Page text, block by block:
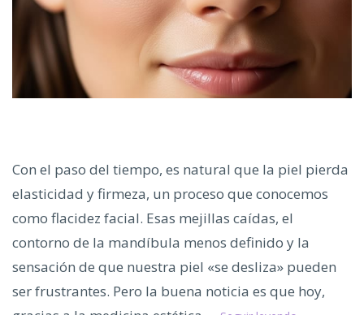
Con el paso del tiempo, es natural que la piel pierda
elasticidad y firmeza, un proceso que conocemos
como flacidez facial. Esas mejillas caídas, el
contorno de la mandíbula menos definido y la
sensación de que nuestra piel «se desliza» pueden
ser frustrantes. Pero la buena noticia es que hoy,